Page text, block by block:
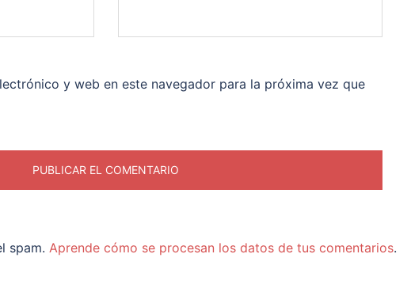
y web en este navegador para la próxima vez que
spam. Aprende cómo se procesan los datos de tus comentarios.